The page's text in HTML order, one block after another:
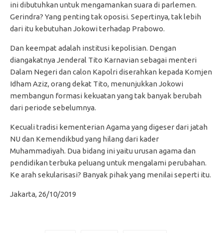
ini dibutuhkan untuk mengamankan suara di parlemen.
Gerindra? Yang penting tak oposisi. Sepertinya, tak lebih
dari itu kebutuhan Jokowi terhadap Prabowo.
Dan keempat adalah institusi kepolisian. Dengan
diangakatnya Jenderal Tito Karnavian sebagai menteri
Dalam Negeri dan calon Kapolri diserahkan kepada Komjen
Idham Aziz, orang dekat Tito, menunjukkan Jokowi
membangun formasi kekuatan yang tak banyak berubah
dari periode sebelumnya.
Kecuali tradisi kementerian Agama yang digeser dari jatah
NU dan Kemendikbud yang hilang dari kader
Muhammadiyah. Dua bidang ini yaitu urusan agama dan
pendidikan terbuka peluang untuk mengalami perubahan.
Ke arah sekularisasi? Banyak pihak yang menilai seperti itu.
Jakarta, 26/10/2019